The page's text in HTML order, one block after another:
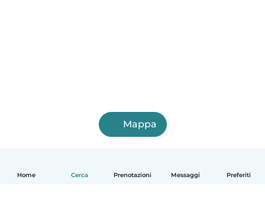
Home Cerca Prenotazioni Messaggi Preferiti
Mappa